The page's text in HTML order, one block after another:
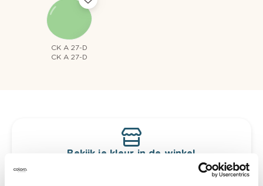
CK A 27-D
CK A 27-D
Bekijk je kleur in de winkel
Ontdek er kleurechte stalen van je